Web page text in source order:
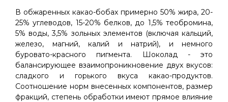
В обжаренных какао-бобах примерно 50% жира, 20-
25% углеводов, 15-20% белков, до 1,5% теобромина,
5% воды, 3,5% зольных элементов (включая кальций,
железо, магний, калий и натрий), и немного
буровато-красного пигмента. Шоколад - это
балансирующее взаимопроникновение двух вкусов:
сладкого и горького вкуса какао-продуктов.
Соотношение норм внесенных компонентов, размер
фракций, степень обработки имеют прямое влияние